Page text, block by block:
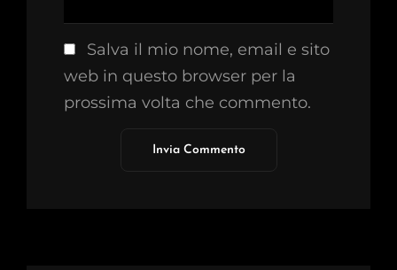
Salva il mio nome, email e sito
web in questo browser per la
prossima volta che commento.